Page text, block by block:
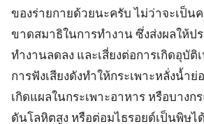
ของร่ายกายด้วยนะครับ ไม่ว่าจะเป็น
ขาดสมาธิในการทำงาน ซึ่งส่งผลให้ป
ทำงานลดลง และเสี่ยงต่อการเกิดอุบัติ
การฟังเสียงดังทำให้กระเพาะหลั่งน้ำ
เกิดแผลในกระเพาะอาหาร หรือบาง
ดันโลหิตสูง หรือต่อมไธรอยด์เป็นพิษได้